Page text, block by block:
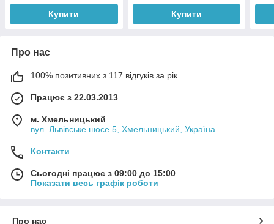
Купити Купити
Про нас
100% позитивних з 117 відгуків за рік
Працює з 22.03.2013
м. Хмельницький
вул. Львівське шосе 5, Хмельницький, Україна
Контакти
Сьогодні працює з 09:00 до 15:00
Показати весь графік роботи
Про нас